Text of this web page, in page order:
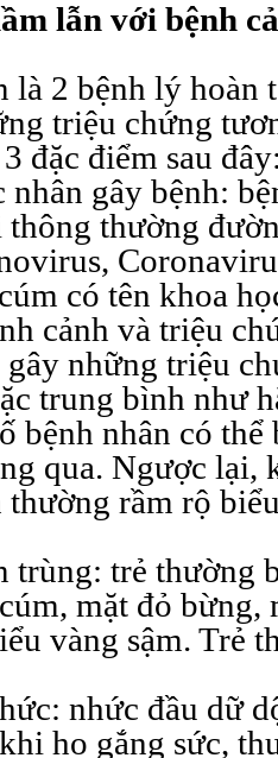
lẫn với bệnh
là 2 bệnh lý hoàn
triệu chứng
đặc điểm sau
nhân gây bệnh:
thông thường
có tên khoa
cảnh và triệu
những triệu
trung bình như
bệnh nhân có
qua. Ngược lại,
rầm rộ
trùng: trẻ thường
mặt đỏ bừng,
vàng sậm. Trẻ
nhức đầu dữ
ho gắng sức,